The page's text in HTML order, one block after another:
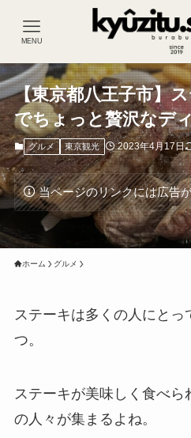
MENU
【東京都八王子市】
でちょっと贅沢なデ
グルメ 東京観光 2023年4月17日
当ページのリンクには広告
ホーム グルメ
ステーキは多くの人にとっ
つ。
ステーキが美味しく食べら
の人々が集まるよね。